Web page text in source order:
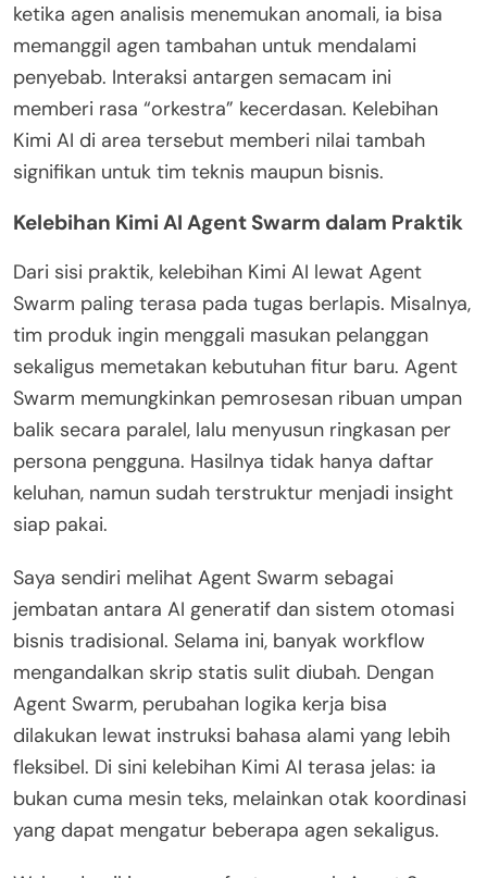
ketika agen analisis menemukan anomali, ia bisa
memanggil agen tambahan untuk mendalami
penyebab. Interaksi antargen semacam ini
memberi rasa “orkestra” kecerdasan. Kelebihan
Kimi AI di area tersebut memberi nilai tambah
signifikan untuk tim teknis maupun bisnis.
Kelebihan Kimi AI Agent Swarm dalam Praktik
Dari sisi praktik, kelebihan Kimi AI lewat Agent
Swarm paling terasa pada tugas berlapis. Misalnya,
tim produk ingin menggali masukan pelanggan
sekaligus memetakan kebutuhan fitur baru. Agent
Swarm memungkinkan pemrosesan ribuan umpan
balik secara paralel, lalu menyusun ringkasan per
persona pengguna. Hasilnya tidak hanya daftar
keluhan, namun sudah terstruktur menjadi insight
siap pakai.
Saya sendiri melihat Agent Swarm sebagai
jembatan antara AI generatif dan sistem otomasi
bisnis tradisional. Selama ini, banyak workflow
mengandalkan skrip statis sulit diubah. Dengan
Agent Swarm, perubahan logika kerja bisa
dilakukan lewat instruksi bahasa alami yang lebih
fleksibel. Di sini kelebihan Kimi AI terasa jelas: ia
bukan cuma mesin teks, melainkan otak koordinasi
yang dapat mengatur beberapa agen sekaligus.